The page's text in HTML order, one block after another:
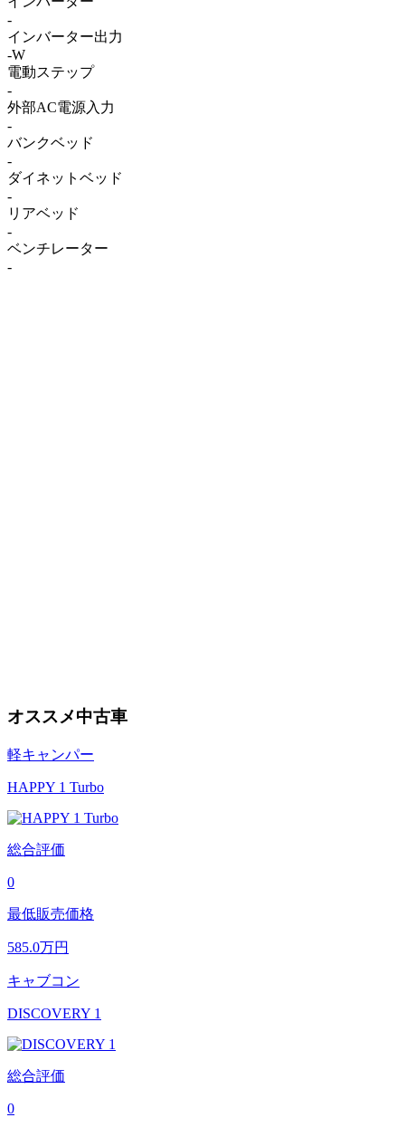
-
インバーター出力
-W
電動ステップ
-
外部AC電源入力
-
バンクベッド
-
ダイネットベッド
-
リアベッド
-
ベンチレーター
-
オススメ中古車
軽キャンパー
HAPPY 1 Turbo
総合評価
0
最低販売価格
585.0万円
キャブコン
DISCOVERY 1
総合評価
0